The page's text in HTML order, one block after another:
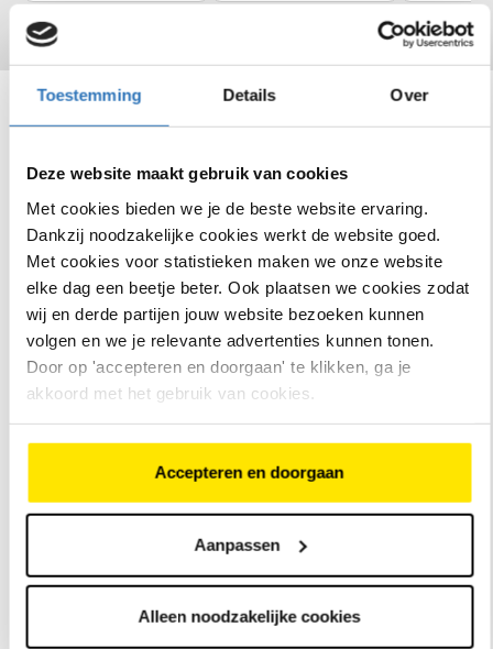
Toestemming Details Over
Deze website maakt gebruik van cookies
Met cookies bieden we je de beste website ervaring.
Dankzij noodzakelijke cookies werkt de website goed.
Met cookies voor statistieken maken we onze website
elke dag een beetje beter. Ook plaatsen we cookies zodat
wij en derde partijen jouw website bezoeken kunnen
volgen en we je relevante advertenties kunnen tonen.
Door op 'accepteren en doorgaan' te klikken, ga je
akkoord met het gebruik van cookies.
Accepteren en doorgaan
Aanpassen
Alleen noodzakelijke cookies
Bekijk ons assortiment
Infinity S75 CI lage
instap
4
beoordelingen
Bosch Performance Line
Nm
Enviolo City traploze
Actieradius van 60 tot 150
€4.149,-
Bekijk
Infinity
instap
middenmotor, 40
7 Shimano Nexus
Bekijk
Bekijk ons assortiment elektrische fietsen